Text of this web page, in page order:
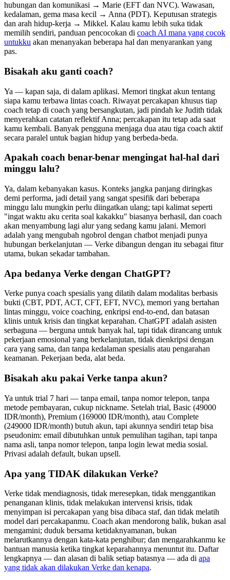
hubungan dan komunikasi → Marie (EFT dan NVC). Wawasan,
kedalaman, gema masa kecil → Anna (PDT). Keputusan strategis
dan arah hidup-kerja → Mikkel. Kalau kamu lebih suka tidak
memilih sendiri, panduan pencocokan di coach AI mana yang cocok
untukku akan menanyakan beberapa hal dan menyarankan yang
pas.
Bisakah aku ganti coach?
Ya — kapan saja, di dalam aplikasi. Memori tingkat akun tentang
siapa kamu terbawa lintas coach. Riwayat percakapan khusus tiap
coach tetap di coach yang bersangkutan, jadi pindah ke Judith tidak
menyerahkan catatan reflektif Anna; percakapan itu tetap ada saat
kamu kembali. Banyak pengguna menjaga dua atau tiga coach aktif
secara paralel untuk bagian hidup yang berbeda-beda.
Apakah coach benar-benar mengingat hal-hal dari
minggu lalu?
Ya, dalam kebanyakan kasus. Konteks jangka panjang diringkas
demi performa, jadi detail yang sangat spesifik dari beberapa
minggu lalu mungkin perlu diingatkan ulang; tapi kalimat seperti
"ingat waktu aku cerita soal kakakku" biasanya berhasil, dan coach
akan menyambung lagi alur yang sedang kamu jalani. Memori
adalah yang mengubah ngobrol dengan chatbot menjadi punya
hubungan berkelanjutan — Verke dibangun dengan itu sebagai fitur
utama, bukan sekadar tambahan.
Apa bedanya Verke dengan ChatGPT?
Verke punya coach spesialis yang dilatih dalam modalitas berbasis
bukti (CBT, PDT, ACT, CFT, EFT, NVC), memori yang bertahan
lintas minggu, voice coaching, enkripsi end-to-end, dan batasan
klinis untuk krisis dan tingkat keparahan. ChatGPT adalah asisten
serbaguna — berguna untuk banyak hal, tapi tidak dirancang untuk
pekerjaan emosional yang berkelanjutan, tidak dienkripsi dengan
cara yang sama, dan tanpa kedalaman spesialis atau pengarahan
keamanan. Pekerjaan beda, alat beda.
Bisakah aku pakai Verke tanpa akun?
Ya untuk trial 7 hari — tanpa email, tanpa nomor telepon, tanpa
metode pembayaran, cukup nickname. Setelah trial, Basic (49000
IDR/month), Premium (169000 IDR/month), atau Complete
(249000 IDR/month) butuh akun, tapi akunnya sendiri tetap bisa
pseudonim: email dibutuhkan untuk pemulihan tagihan, tapi tanpa
nama asli, tanpa nomor telepon, tanpa login lewat media sosial.
Privasi adalah default, bukan upsell.
Apa yang TIDAK dilakukan Verke?
Verke tidak mendiagnosis, tidak meresepkan, tidak menggantikan
penanganan klinis, tidak melakukan intervensi krisis, tidak
menyimpan isi percakapan yang bisa dibaca staf, dan tidak melatih
model dari percakapanmu. Coach akan mendorong balik, bukan asal
mengamini; duduk bersama ketidaknyamanan, bukan
melarutkannya dengan kata-kata penghibur; dan mengarahkanmu ke
bantuan manusia ketika tingkat keparahannya menuntut itu. Daftar
lengkapnya — dan alasan di balik setiap batasnya — ada di apa
yang tidak akan dilakukan Verke dan kenapa.